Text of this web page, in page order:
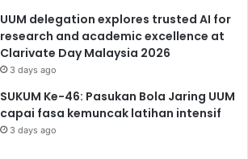
UUM delegation explores trusted AI for
research and academic excellence at
Clarivate Day Malaysia 2026
3 days ago
SUKUM Ke-46: Pasukan Bola Jaring UUM
capai fasa kemuncak latihan intensif
3 days ago